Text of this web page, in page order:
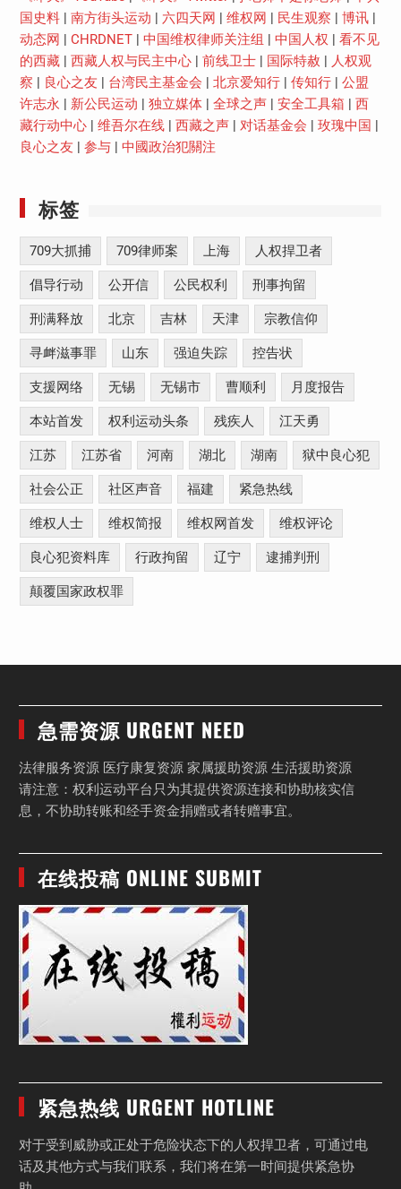
国史料| 南方街头运动 六四天网 维权网 民生观察 博讯|
动态网
CHRDNET| 中国维权律师关注组 中国人权
看不见
的西藏| 西藏人权与民主中心| 前线卫士| 国际特赦
人权观
察
良心之友 台湾民主基金会 北京爱知行| 传知行| 公盟
许志永
新公民运动 独立媒体| 全球之声| 安全工具箱
西
藏行动中心| 维吾尔在线| 西藏之声| 对话基金会 玫瑰中国
良心之友
参与| 中國政治犯關注
标签
709大抓捕 709律师案 上海 人权捍卫者
倡导行动 公开信 公民权利 刑事拘留
刑满释放 北京 吉林 天津 宗教信仰
寻衅滋事罪 山东 强迫失踪 控告状
支援网络 无锡 无锡市 曹顺利 月度报告
本站首发 权利运动头条 残疾人 江天勇
江苏 江苏省 河南 湖北 湖南 狱中良心犯
社会公正 社区声音 福建 紧急热线
维权人士 维权简报 维权网首发 维权评论
良心犯资料库 行政拘留 辽宁 逮捕判刑
颠覆国家政权罪
急需资源 URGENT NEED
法律服务资源 医疗康复资源 家属援助资源 生活援助资源
请注意：权利运动平台只为其提供资源连接和协助核实信
息，不协助转账和经手资金捐赠或者转赠事宜。
在线投稿 ONLINE SUBMIT
紧急热线 URGENT HOTLINE
对于受到威胁或正处于危险状态下的人权捍卫者，可通过电
话及其他方式与我们联系，我们将在第一时间提供紧急协